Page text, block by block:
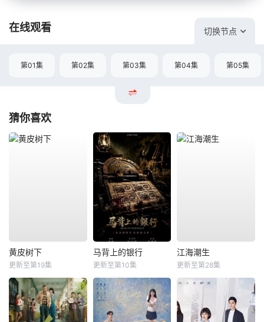
在线观看 切换节点
第01集 第02集 第03集 第04集 第05集
猜你喜欢
黄皮树下
更新至第19集
马背上的银行
更新至第10集
江海潮生
更新至第28集